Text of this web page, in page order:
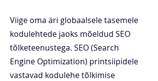
Viige oma äri globaalsele tasemele
kodulehtede jaoks mõeldud SEO
tõlketeenustega. SEO (Search
Engine Optimization) printsiipidele
vastavad kodulehe tõlkimise